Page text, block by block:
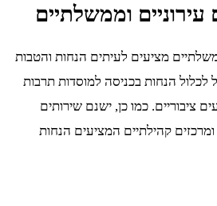
וממשלתיים
מציעים לעיתים הנחות והטבות
לכלול הנחות בכניסה למוסדות תרבות
ציבוריים. כמו כן, ישנם שירותים
ומרכזים קהילתיים המציעים הנחות